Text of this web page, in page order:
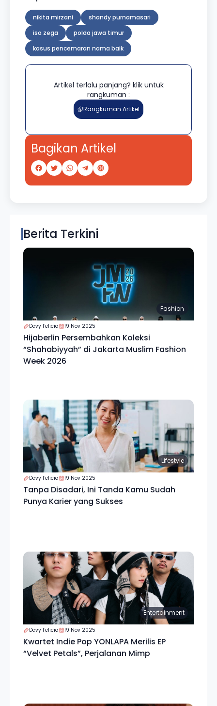
nikita mirzani
shandy purnamasari
isa zega
polda jawa timur
kasus pencemaran nama baik
Artikel terlalu panjang? klik untuk
rangkuman :
Rangkuman Artikel
Bagikan Artikel
Berita Terkini
Fashion
Devy Felicia 19 Nov 2025
Hijaberlin Persembahkan Koleksi
“Shahabiyyah” di Jakarta Muslim Fashion
Week 2026
Lifestyle
Devy Felicia 19 Nov 2025
Tanpa Disadari, Ini Tanda Kamu Sudah
Punya Karier yang Sukses
Entertainment
Devy Felicia 19 Nov 2025
Kwartet Indie Pop YONLAPA Merilis EP
“Velvet Petals”, Perjalanan Mimp